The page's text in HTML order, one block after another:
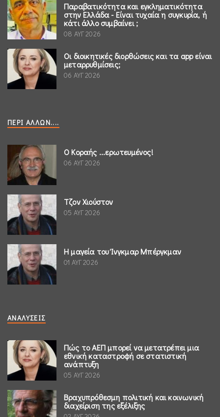
Παραβατικότητα και εγκληματικότητα
στην Ελλάδα - Είναι τυχαία η συγκυρία, ή
κάτι άλλο συμβαίνει ;
08 ΑΥΓ 2026
Οι διοικητικές διορθώσεις και τα app είναι
μεταρρυθμίσεις;
06 ΑΥΓ 2026
ΠΕΡΊ ΆΛΛΩΝ....
Ο Κοραής ...ερωτευμένος!
06 ΑΥΓ 2026
Τζον Χιούστον
05 ΑΥΓ 2026
Η μαγεία του Ίνγκμαρ Μπέργκμαν
01 ΑΥΓ 2026
ΑΝΑΛΎΣΕΙΣ
Πώς το ΑΕΠ μπορεί να μετατρέπει μια
εθνική καταστροφή σε στατιστική
ανάπτυξη
05 ΑΥΓ 2026
Βραχυπρόθεσμη πολιτική και κοινωνική
διαχείριση της εξέλιξης